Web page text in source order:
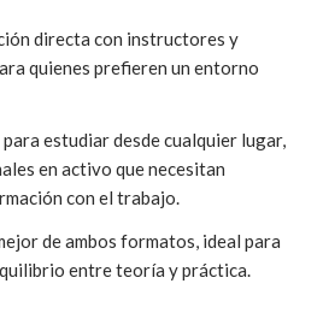
directa con instructores y
quienes prefieren un entorno
estudiar desde cualquier lugar,
en activo que necesitan
con el trabajo.
de ambos formatos, ideal para
entre teoría y práctica.